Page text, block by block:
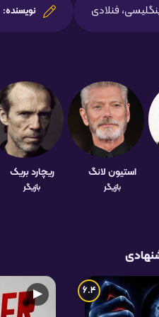
فنلادی نویسنده:
استیون لانگ
بازیگر
ریچارد بریک
بازیگر
6.4
▶